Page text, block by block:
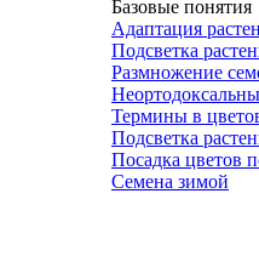
Базовые понятия
Адаптация
Подсветка
Размножение
Термины в
Подсветка
Посадка цветов
Семена зимой